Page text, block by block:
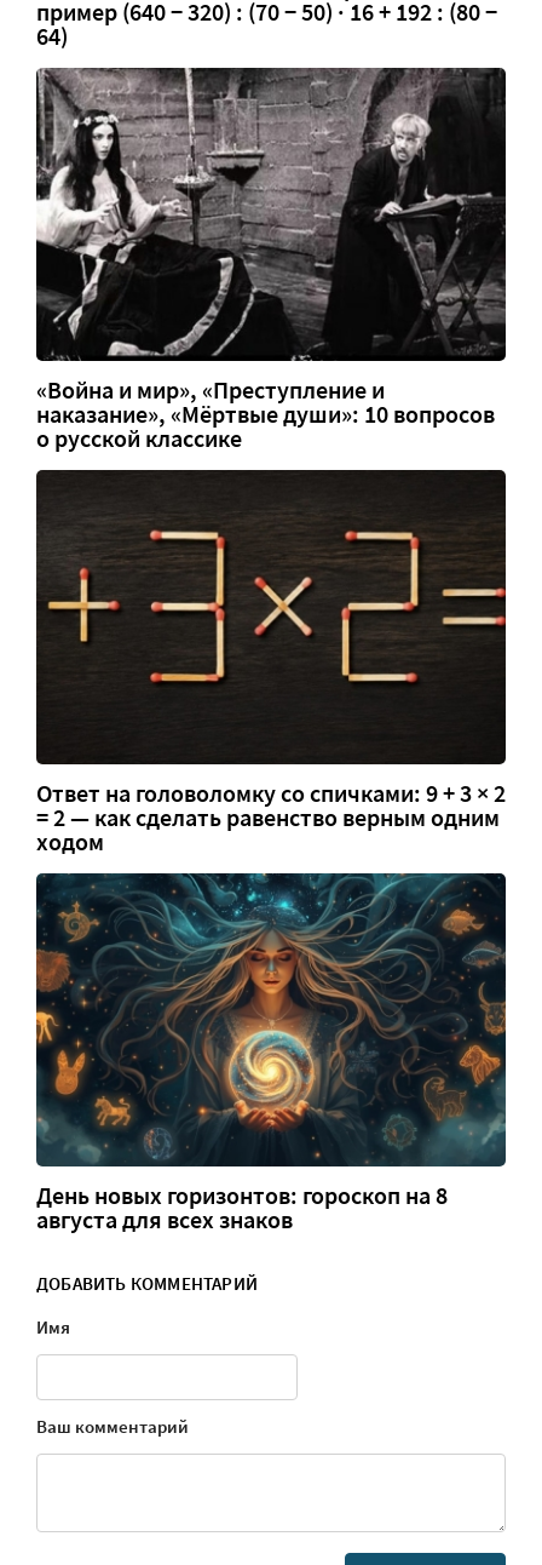
пример (640 − 320) : (70 − 50) · 16 + 192 : (80 −
64)
«Война и мир», «Преступление и
наказание», «Мёртвые души»: 10 вопросов
о русской классике
Ответ на головоломку со спичками: 9 + 3 × 2
= 2 — как сделать равенство верным одним
ходом
День новых горизонтов: гороскоп на 8
августа для всех знаков
ДОБАВИТЬ КОММЕНТАРИЙ
Имя
Ваш комментарий